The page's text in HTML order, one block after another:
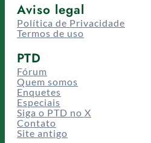
Aviso legal
Política de Privacidade
Termos de uso
PTD
Fórum
Quem somos
Enquetes
Especiais
Siga o PTD no X
Contato
Site antigo